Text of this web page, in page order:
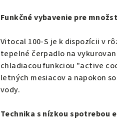
Funkčné vybavenie pre
Vitocal 100-S je k dispozícii v
tepelné čerpadlo na
chladiacou funkciou "active
letných mesiacov a napokon
vody.
Technika s nízkou spotrebou